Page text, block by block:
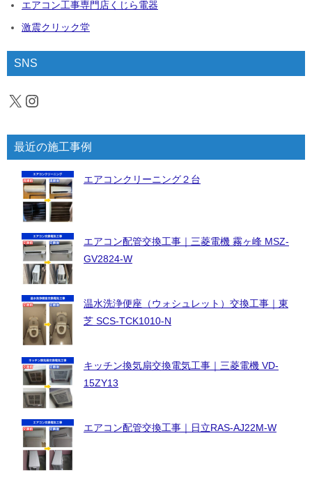
エアコン工事専門店くじら電器
激震クリック堂
SNS
X Instagram
最近の施工事例
エアコンクリーニング２台
エアコン配管交換工事｜三菱電機 霧ヶ峰 MSZ-
GV2824-W
温水洗浄便座（ウォシュレット）交換工事｜東
芝 SCS-TCK1010-N
キッチン換気扇交換電気工事｜三菱電機 VD-
15ZY13
エアコン配管交換工事｜日立RAS-AJ22M-W